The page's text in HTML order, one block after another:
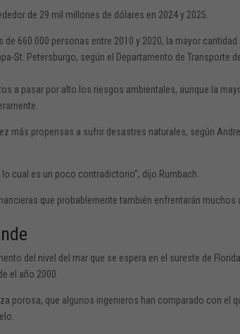
de 29 mil millones de dólares en 2024 y 2025.
660.000 personas entre 2010 y 2020, la mayor cantidad
St. Petersburgo, según el Departamento de Transporte
a pasar por alto los riesgos ambientales, aunque la
más propensas a sufrir desastres naturales, según
cual es un poco contradictorio”, dijo Rumbach.
que probablemente también enfrentarán muchos
del nivel del mar que se espera en el sureste de
el año 2000.
porosa, que algunos ingenieros han comparado con el